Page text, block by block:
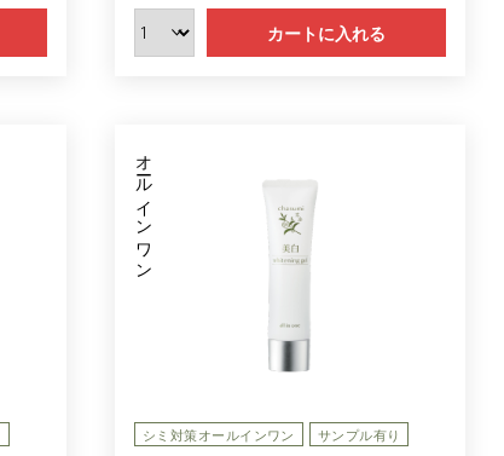
カートに入れる
オールインワン
シミ対策オールインワン サンプル有り